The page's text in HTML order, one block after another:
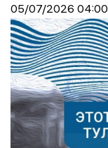
05/07/2026 04:00